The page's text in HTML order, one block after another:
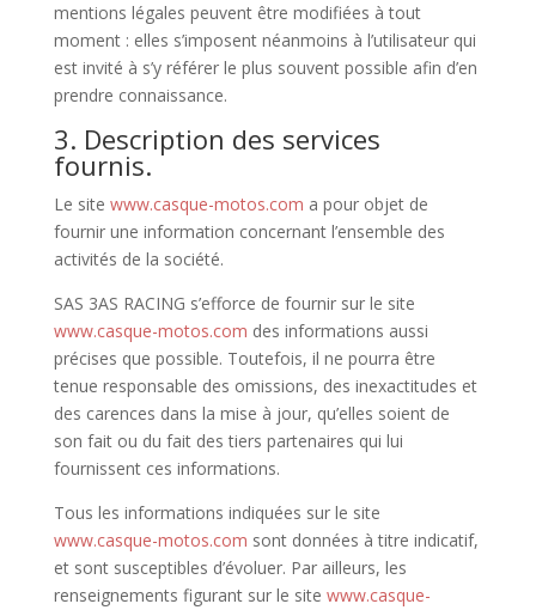
mentions légales peuvent être modifiées à tout
moment : elles s’imposent néanmoins à l’utilisateur qui
est invité à s’y référer le plus souvent possible afin d’en
prendre connaissance.
3. Description des services
fournis.
Le site www.casque-motos.com a pour objet de
fournir une information concernant l’ensemble des
activités de la société.
SAS 3AS RACING s’efforce de fournir sur le site
www.casque-motos.com des informations aussi
précises que possible. Toutefois, il ne pourra être
tenue responsable des omissions, des inexactitudes et
des carences dans la mise à jour, qu’elles soient de
son fait ou du fait des tiers partenaires qui lui
fournissent ces informations.
Tous les informations indiquées sur le site
www.casque-motos.com sont données à titre indicatif,
et sont susceptibles d’évoluer. Par ailleurs, les
renseignements figurant sur le site www.casque-